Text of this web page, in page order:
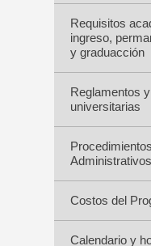
Requisitos
ingreso,
y graduacción
Reglamentos
universitarias
Costos del
Calendario y